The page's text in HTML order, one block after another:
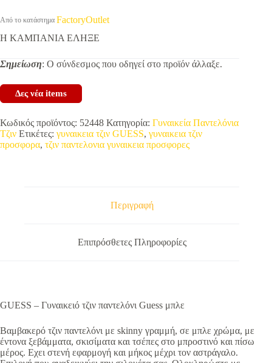
was:
τιμή
€64.90.
Από το κατάστημα FactoryOutlet
Η ΚΑΜΠΑΝΙΑ ΕΛΗΞΕ
Σημείωση: Ο σύνδεσμος που οδηγεί στο προϊόν άλλαξε.
Δες νέα items
Κωδικός προϊόντος: 52448 Κατηγορία: Γυναικεία Παντελόνια
Τζιν Ετικέτες: γυναικεια τζιν GUESS, γυναικεια τζιν
προσφορα, τζιν παντελονια γυναικεια προσφορες
Περιγραφή
Επιπρόσθετες Πληροφορίες
GUESS – Γυναικειό τζιν παντελόνι Guess μπλε
Βαμβακερό τζιν παντελόνι με skinny γραμμή, σε μπλε χρώμα, με
έντονα ξεβάμματα, σκισίματα και τσέπες στο μπροστινό και πίσω
μέρος. Εχει στενή εφαρμογή και μήκος μέχρι τον αστράγαλο.